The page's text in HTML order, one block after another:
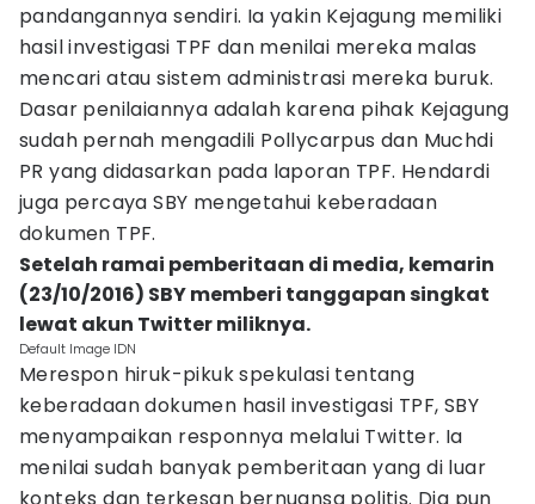
pandangannya sendiri. Ia yakin Kejagung memiliki
hasil investigasi TPF dan menilai mereka malas
mencari atau sistem administrasi mereka buruk.
Dasar penilaiannya adalah karena pihak Kejagung
sudah pernah mengadili Pollycarpus dan Muchdi
PR yang didasarkan pada laporan TPF. Hendardi
juga percaya SBY mengetahui keberadaan
dokumen TPF.
Setelah ramai pemberitaan di media, kemarin
(23/10/2016) SBY memberi tanggapan singkat
lewat akun Twitter miliknya.
Default Image IDN
Merespon hiruk-pikuk spekulasi tentang
keberadaan dokumen hasil investigasi TPF, SBY
menyampaikan responnya melalui Twitter. Ia
menilai sudah banyak pemberitaan yang di luar